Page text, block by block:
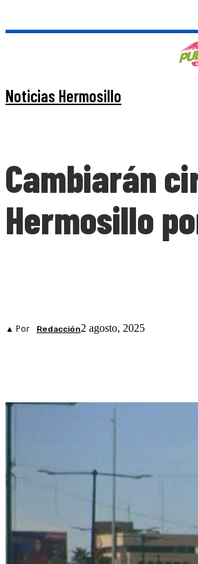
Noticias Hermosillo
Cambiarán
Hermosillo
▲ Por Redacción2 agosto, 2025